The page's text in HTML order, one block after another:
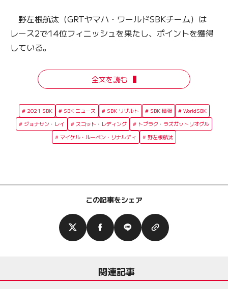
野左根航汰（GRTヤマハ・ワールドSBKチーム）は
レース2で14位フィニッシュを果たし、ポイントを獲得
している。
全文を読む
2021 SBK SBK ニュース SBK リザルト SBK 情報
WorldSBK
ジョナサン・レイ
スコット・レディング
トプラク・ラズガットリオグル
マイケル・ルーベン・リナルディ
野左根航汰
この記事をシェア
関連記事